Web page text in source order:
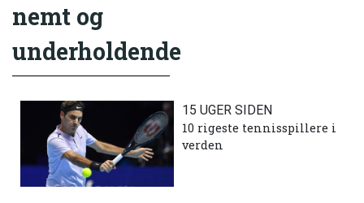
nemt og
underholdende
15 UGER SIDEN
10 rigeste tennisspillere i
verden